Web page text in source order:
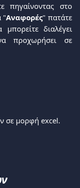
πηγαίνοντας στο
"Αναφορές" πατάτε
διαλέγει
προχωρήσει σε
σε μορφή excel.